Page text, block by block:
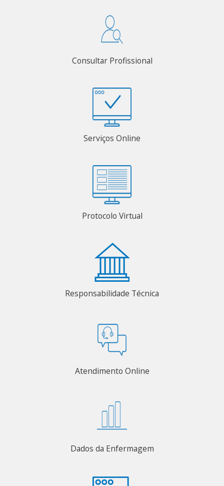
Consultar Profissional
Serviços Online
Protocolo Virtual
Responsabilidade Técnica
Atendimento Online
Dados da Enfermagem